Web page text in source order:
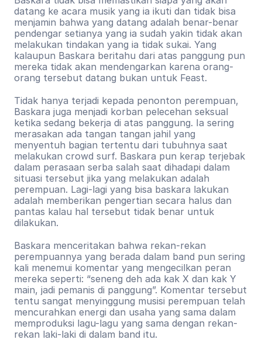
datang ke acara musik yang ia ikuti dan tidak bisa
menjamin bahwa yang datang adalah benar-benar
pendengar setianya yang ia sudah yakin tidak akan
melakukan tindakan yang ia tidak sukai. Yang
kalaupun Baskara beritahu dari atas panggung pun
mereka tidak akan mendengarkan karena orang-
orang tersebut datang bukan untuk Feast.
Tidak hanya terjadi kepada penonton perempuan,
Baskara juga menjadi korban pelecehan seksual
ketika sedang bekerja di atas panggung. Ia sering
merasakan ada tangan tangan jahil yang
menyentuh bagian tertentu dari tubuhnya saat
melakukan crowd surf. Baskara pun kerap terjebak
dalam perasaan serba salah saat dihadapi dalam
situasi tersebut jika yang melakukan adalah
perempuan. Lagi-lagi yang bisa baskara lakukan
adalah memberikan pengertian secara halus dan
pantas kalau hal tersebut tidak benar untuk
dilakukan.
Baskara menceritakan bahwa rekan-rekan
perempuannya yang berada dalam band pun sering
kali menemui komentar yang mengecilkan peran
mereka seperti: “seneng deh ada kak X dan kak Y
main, jadi pemanis di panggung”. Komentar tersebut
tentu sangat menyinggung musisi perempuan telah
mencurahkan energi dan usaha yang sama dalam
memproduksi lagu-lagu yang sama dengan rekan-
rekan laki-laki di dalam band itu.